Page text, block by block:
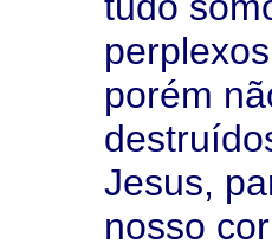
porém
Jesus,
nosso